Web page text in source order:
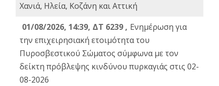
Χανιά, Ηλεία, Κοζάνη και Αττική
01/08/2026, 14:39, ΔΤ 6239 , Ενημέρωση για
την επιχειρησιακή ετοιμότητα του
Πυροσβεστικού Σώματος σύμφωνα με τον
δείκτη πρόβλεψης κινδύνου πυρκαγιάς στις 02-
08-2026